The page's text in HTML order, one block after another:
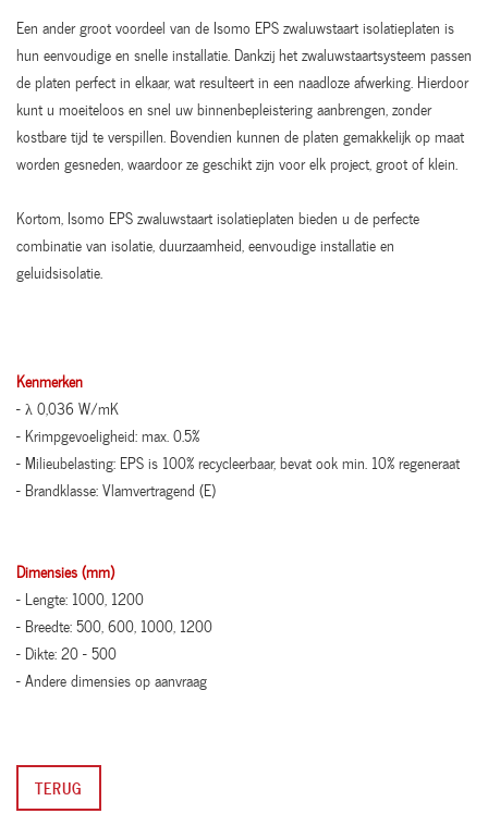
Een ander groot voordeel van de Isomo EPS zwaluwstaart isolatieplaten is
hun eenvoudige en snelle installatie. Dankzij het zwaluwstaartsysteem passen
de platen perfect in elkaar, wat resulteert in een naadloze afwerking. Hierdoor
kunt u moeiteloos en snel uw binnenbepleistering aanbrengen, zonder
kostbare tijd te verspillen. Bovendien kunnen de platen gemakkelijk op maat
worden gesneden, waardoor ze geschikt zijn voor elk project, groot of klein.
Kortom, Isomo EPS zwaluwstaart isolatieplaten bieden u de perfecte
combinatie van isolatie, duurzaamheid, eenvoudige installatie en
geluidsisolatie.
Kenmerken
- λ 0,036 W/mK
- Krimpgevoeligheid: max. 0.5%
- Milieubelasting: EPS is 100% recycleerbaar, bevat ook min. 10% regeneraat
- Brandklasse: Vlamvertragend (E)
Dimensies (mm)
- Lengte: 1000, 1200
- Breedte: 500, 600, 1000, 1200
- Dikte: 20 - 500
- Andere dimensies op aanvraag
TERUG